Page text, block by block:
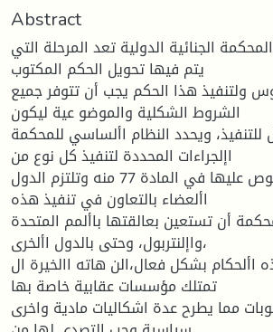
Abstract
الجنائية الدولية تعد المرحلة التي
يتم فيها تحويل الحكم المكتوب
ولتنفيذ هذا الحكم يجب أن تتوفر جميع
الشروط الشكلية والموضو عية ليكون
للتنفيذ، ويحدد النظام األساسي للمحكمة
اإلجراءات المحددة لتنفيذ كل نوع من
العقوبات المنصوص عليها في المادة 77 منه وتلتزم الدول
األعضاء بالتعاون في تنفيذ هذه
أن تستعين بعالقتها باألمم المتحدة
واإلنتربول، وحتى بالدول األخرى،
األحكام بشكل فعال،الن هاته االخيرة ال
تمتلك مؤسسات عقابية خاصة بها
مما يطرح عدة اشكاليات مادية واخرى